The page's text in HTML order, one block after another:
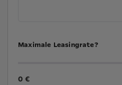
Maximale Leasingrate?
0 €